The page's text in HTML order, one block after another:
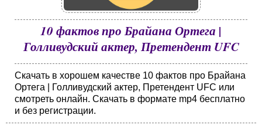
10 фактов про Брайана Ортега |
Голливудский актер, Претендент UFC
Скачать в хорошем качестве 10 фактов про Брайана
Ортега | Голливудский актер, Претендент UFC или
смотреть онлайн. Скачать в формате mp4 бесплатно
и без регистрации.